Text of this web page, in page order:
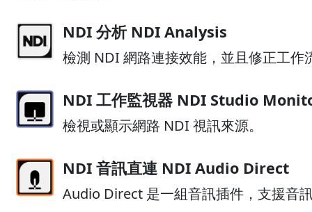
NDI 分析 NDI Analysis
檢測 NDI 網路連接效能，並且修正工作
NDI 工作監視器 NDI Studio
檢視或顯示網路 NDI 視訊來源。
NDI 音訊直連 NDI Audio Direct
Audio Direct 是一組音訊插件，支援音